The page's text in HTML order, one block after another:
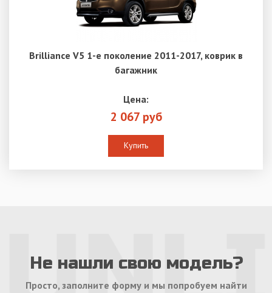
Brilliance V5 1-е поколение 2011-2017, коврик в
багажник
Цена:
2 067 руб
Купить
Не нашли свою модель?
Просто, заполните форму и мы попробуем найти